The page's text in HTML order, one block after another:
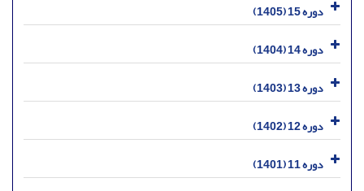
دوره 15 (1405)
دوره 14 (1404)
دوره 13 (1403)
دوره 12 (1402)
دوره 11 (1401)